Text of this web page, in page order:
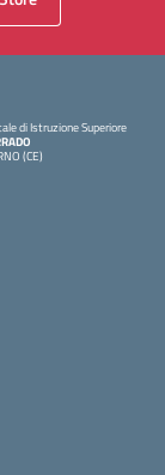
di Istruzione Superiore
(CE)